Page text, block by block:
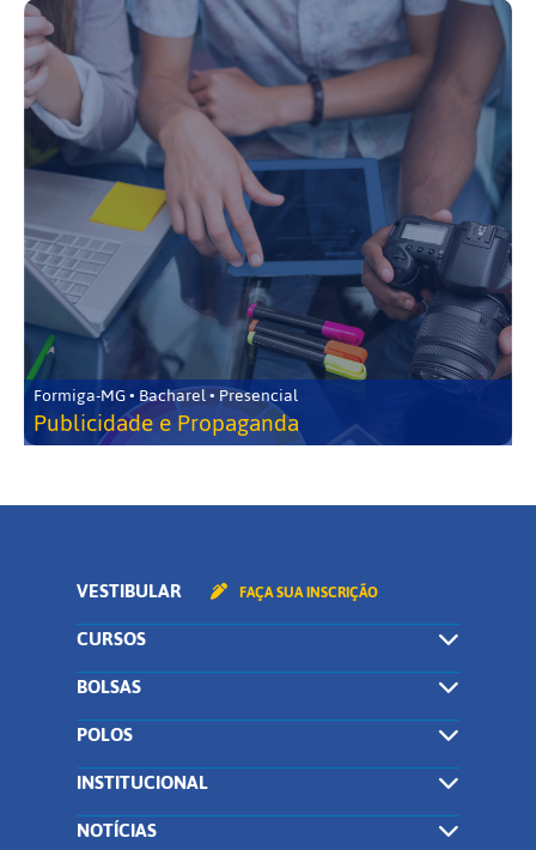
Formiga-MG • Bacharel • Presencial
Publicidade e Propaganda
VESTIBULAR FAÇA SUA INSCRIÇÃO
CURSOS
BOLSAS
POLOS
INSTITUCIONAL
NOTÍCIAS